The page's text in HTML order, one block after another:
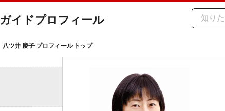
ガイドプロフィール
八ツ井 慶子 プロフィール トップ